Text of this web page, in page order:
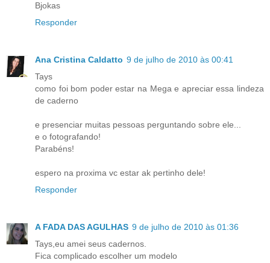
Bjokas
Responder
Ana Cristina Caldatto 9 de julho de 2010 às 00:41
Tays
como foi bom poder estar na Mega e apreciar essa lindeza
de caderno
e presenciar muitas pessoas perguntando sobre ele...
e o fotografando!
Parabéns!
espero na proxima vc estar ak pertinho dele!
Responder
A FADA DAS AGULHAS 9 de julho de 2010 às 01:36
Tays,eu amei seus cadernos.
Fica complicado escolher um modelo